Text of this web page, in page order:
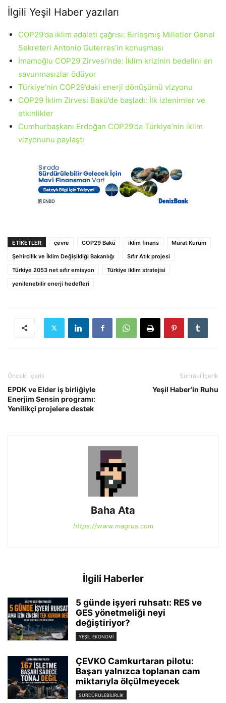
İlgili Yeşil Haber yazıları
COP29’da iklim adaleti çağrısı: Birleşmiş Milletler Genel
Sekreteri Antonio Guterres’in konuşması
İmamoğlu COP29 Zirvesi’nde: İklim krizinin bedelini en
savunmasızlar ödüyor
Türkiye’nin COP29’daki enerji dönüşümü vizyonu
COP29 İklim Zirvesi Bakü’de başladı: İlk izlenimler ve
etkinlikler
Cumhurbaşkanı Erdoğan COP29’da Türkiye’nin iklim
vizyonunu paylaştı
ETIKETLER çevre COP29 Bakü iklim finans
Murat Kurum
Şehircilik ve İklim Değişikliği Bakanlığı
Sıfır Atık projesi
Türkiye 2053 net sıfır emisyon
Türkiye iklim stratejisi
yenilenebilir enerji hedefleri
Önceki İçerik
EPDK ve Elder iş birliğiyle
Enerjim Sensin programı:
Yenilikçi projelere destek
Sonraki İçerik
Yeşil Haber’in Ruhu
Baha Ata
https://www.magrus.com
İlgili Haberler
5 günde işyeri ruhsatı: RES ve
GES yönetmeliği neyi
değiştiriyor?
YEŞIL EKONOMI
ÇEVKO Camkurtaran pilotu:
Başarı yalnızca toplanan cam
miktarıyla ölçülmeyecek
SÜRDÜRÜLEBILIRLIK